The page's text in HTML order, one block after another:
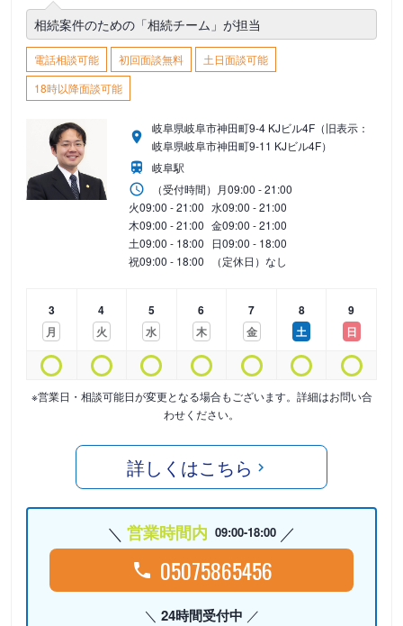
相続案件のための「相続チーム」が担当
電話相談可能 初回面談無料
土日面談可能
18時以降面談可能
岐阜県岐阜市神田町9-4 KJビル4F（旧表示：
岐阜県岐阜市神田町9-11 KJビル4F）
岐阜駅
（受付時間） 月09:00 - 21:00
火09:00 - 21:00 水09:00 - 21:00
木09:00 - 21:00 金09:00 - 21:00
土09:00 - 18:00 日09:00 - 18:00
祝09:00 - 18:00 （定休日）なし
3
月
4
火
5
水
6
木
7
金
8
土
9
日
※営業日・相談可能日が変更となる場合もございます。詳細はお問い合
わせください。
詳しくはこちら
営業時間内 09:00-18:00
05075865456
24時間受付中